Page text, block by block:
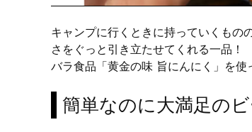
キャンプに行くときに持っていくも
さをぐっと引き立たせてくれる一品
バラ食品「黄金の味 旨にんにく」を使
簡単なのに大満足の